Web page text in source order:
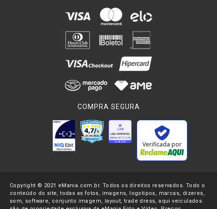
COMPRA SEGURA
Verificada por
Copyright © 2021 eMania.com.br. Todos os direitos reservados. Todo o
conteúdo do site, todas as fotos, imagens, logotipos, marcas, dizeres,
som, software, conjunto imagem, layout, trade dress, aqui veiculados